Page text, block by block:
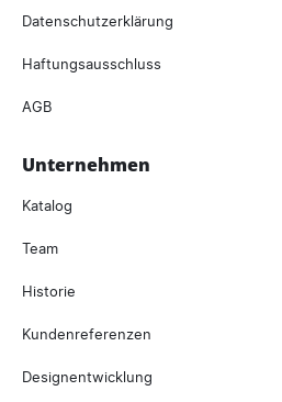
Datenschutzerklärung
Haftungsausschluss
AGB
Unternehmen
Katalog
Team
Historie
Kundenreferenzen
Designentwicklung